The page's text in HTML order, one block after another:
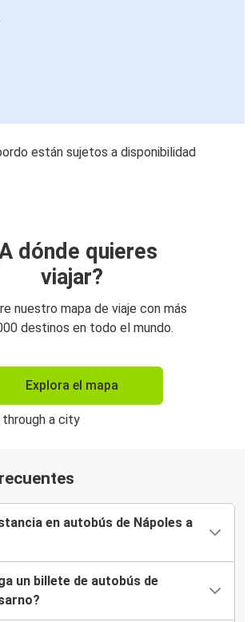
están sujetos a disponibilidad
dónde quieres
viajar?
nuestro mapa de viaje con más
destinos en todo el mundo.
Explora el mapa
en autobús de Nápoles a
un billete de autobús de